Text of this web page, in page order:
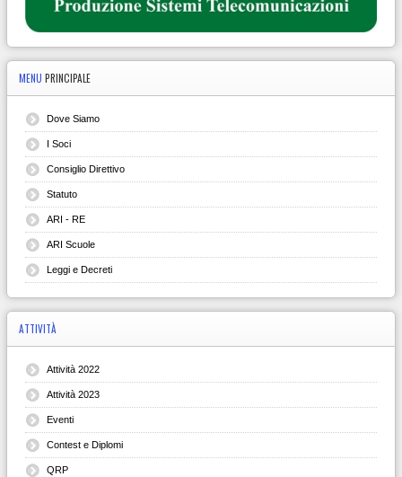
MENU PRINCIPALE
Dove Siamo
I Soci
Consiglio Direttivo
Statuto
ARI - RE
ARI Scuole
Leggi e Decreti
ATTIVITÀ
Attività 2022
Attività 2023
Eventi
Contest e Diplomi
QRP